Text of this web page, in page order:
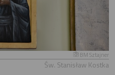
BM Sztajner
Św. Stanisław Kostka